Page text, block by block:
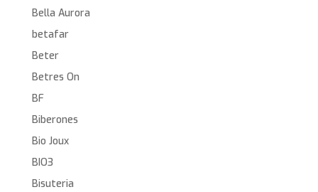
Bella Aurora
betafar
Beter
Betres On
BF
Biberones
Bio Joux
BIO3
Bisuteria